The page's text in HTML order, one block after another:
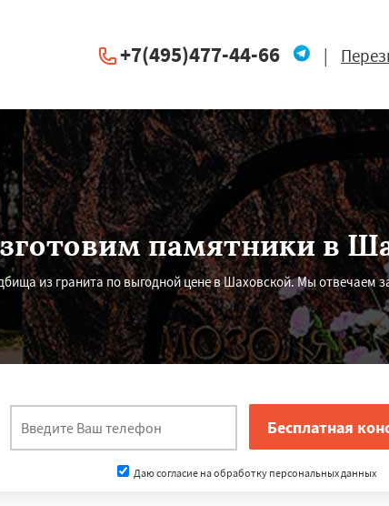
+7(495)477-44-66 |
памятники в
из гранита по выгодной цене в Шаховской. Мы отвечаем
Даю согласие на обработку персональных данных